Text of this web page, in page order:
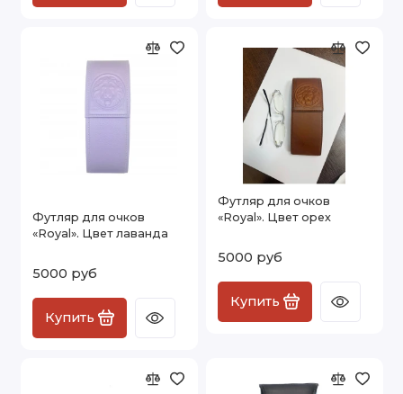
Футляр для очков
«Royal». Цвет лаванда
5000 руб
Купить
Футляр для очков
«Royal». Цвет орех
5000 руб
Купить